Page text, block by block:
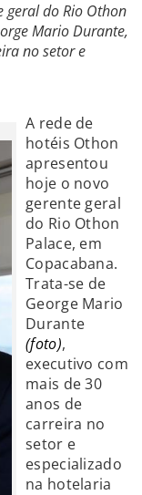
geral do Rio Othon
Mario Durante,
no setor e
A rede de
hotéis Othon
apresentou
hoje o novo
gerente geral
do Rio Othon
Palace, em
Copacabana.
Trata-se de
George Mario
Durante
(foto),
executivo com
mais de 30
anos de
carreira no
setor e
especializado
na hotelaria